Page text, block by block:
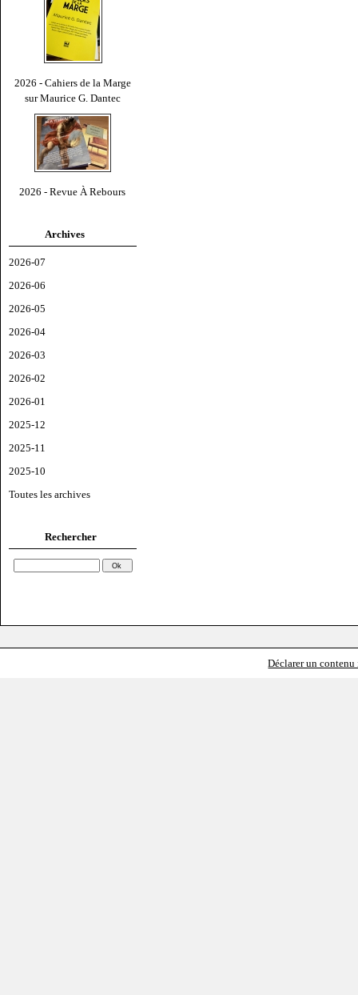
2026 - Cahiers de la Marge
sur Maurice G. Dantec
2026 - Revue À Rebours
Archives
2026-07
2026-06
2026-05
2026-04
2026-03
2026-02
2026-01
2025-12
2025-11
2025-10
Toutes les archives
Rechercher
Déclarer un